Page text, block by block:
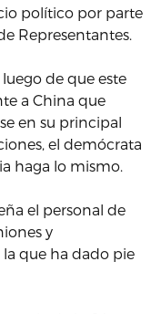
político por parte
Representantes.
de que este
a China que
en su principal
el demócrata
haga lo mismo.
el personal de
y
que ha dado pie